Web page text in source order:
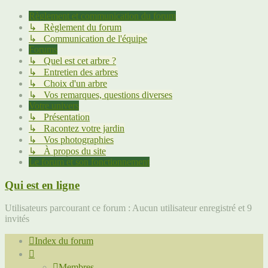
Règlement et communication du forum
↳ Règlement du forum
↳ Communication de l'équipe
Forums
↳ Quel est cet arbre ?
↳ Entretien des arbres
↳ Choix d'un arbre
↳ Vos remarques, questions diverses
Votre univers
↳ Présentation
↳ Racontez votre jardin
↳ Vos photographies
↳ À propos du site
Le forum et son fonctionnement
Qui est en ligne
Utilisateurs parcourant ce forum : Aucun utilisateur enregistré et 9
invités
Index du forum